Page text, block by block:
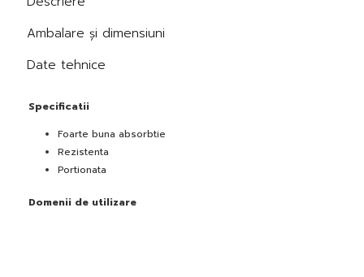
Ambalare și dimensiuni
Date tehnice
Specificatii
Foarte buna absorbtie
Rezistenta
Portionata
Domenii de utilizare